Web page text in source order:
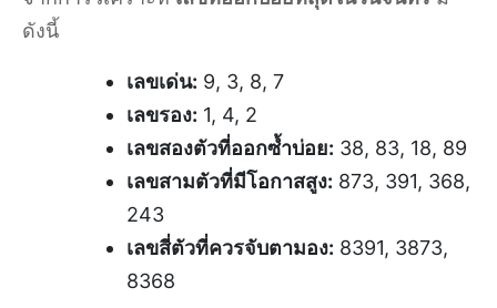
ดังนี้
เลขเด่น: 9, 3, 8, 7
เลขรอง: 1, 4, 2
เลขสองตัวที่ออกซ้ำบ่อย: 38, 83, 18, 89
เลขสามตัวที่มีโอกาสสูง: 873, 391, 368,
243
เลขสี่ตัวที่ควรจับตามอง: 8391, 3873,
8368